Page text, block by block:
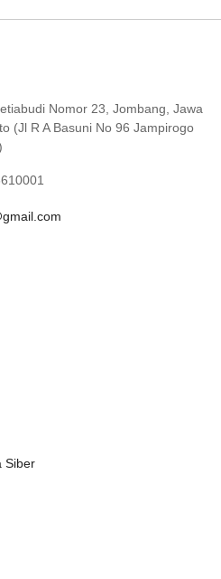
Nomor 23, Jombang, Jawa
(Jl R A Basuni No 96 Jampirogo
Siber